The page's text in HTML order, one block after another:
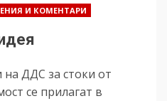
И КОМЕНТАРИ
ДДС за стоки от
се прилагат в